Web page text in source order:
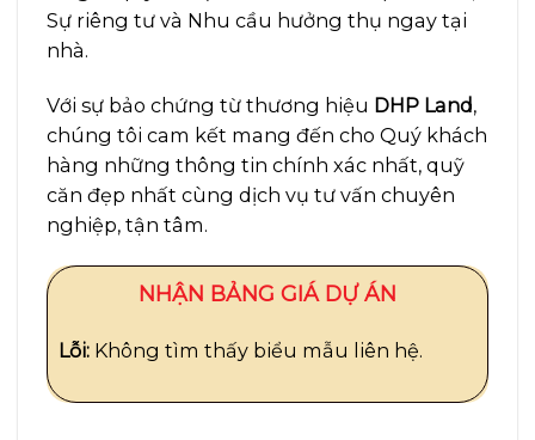
Sự riêng tư và Nhu cầu hưởng thụ ngay tại
nhà.
Với sự bảo chứng từ thương hiệu DHP Land,
chúng tôi cam kết mang đến cho Quý khách
hàng những thông tin chính xác nhất, quỹ
căn đẹp nhất cùng dịch vụ tư vấn chuyên
nghiệp, tận tâm.
NHẬN BẢNG GIÁ DỰ ÁN
Lỗi: Không tìm thấy biểu mẫu liên hệ.